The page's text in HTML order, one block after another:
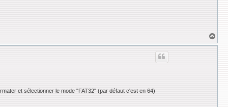
a
et sélectionner le mode "FAT32" (par défaut c'est en 64)